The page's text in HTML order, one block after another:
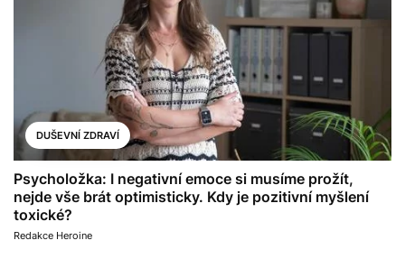
DUŠEVNÍ ZDRAVÍ
Psycholožka: I negativní emoce si musíme prožít,
nejde vše brát optimisticky. Kdy je pozitivní myšlení
toxické?
Redakce Heroine